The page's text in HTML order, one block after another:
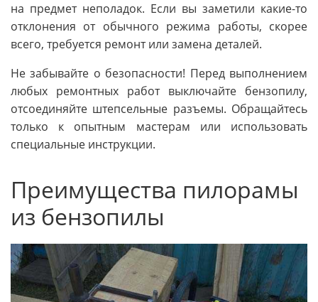
на предмет неполадок. Если вы заметили какие-то
отклонения от обычного режима работы, скорее
всего, требуется ремонт или замена деталей.
Не забывайте о безопасности! Перед выполнением
любых ремонтных работ выключайте бензопилу,
отсоединяйте штепсельные разъемы. Обращайтесь
только к опытным мастерам или использовать
специальные инструкции.
Преимущества пилорамы
из бензопилы